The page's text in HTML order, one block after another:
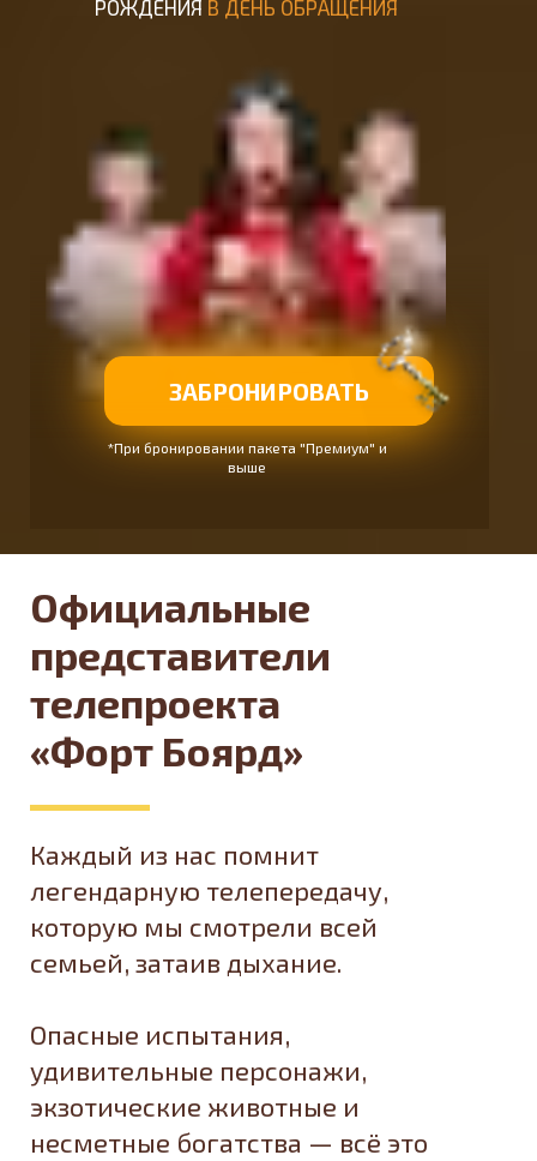
РОЖДЕНИЯ В ДЕНЬ ОБРАЩЕНИЯ
*При бронировании пакета "Премиум" и
выше
ЗАБРОНИРОВАТЬ
Каждый из нас помнит
легендарную телепередачу,
которую мы смотрели всей
семьей, затаив дыхание.
Опасные испытания,
удивительные персонажи,
экзотические животные и
несметные богатства — всё это
Официальные
представители
телепроекта
«Форт Боярд»